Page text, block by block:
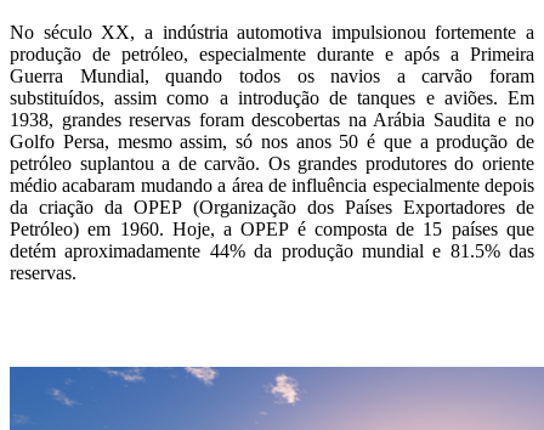
No século XX, a indústria automotiva impulsionou fortemente a
produção de petróleo, especialmente durante e após a Primeira
Guerra Mundial, quando todos os navios a carvão foram
substituídos, assim como a introdução de tanques e aviões. Em
1938, grandes reservas foram descobertas na Arábia Saudita e no
Golfo Persa, mesmo assim, só nos anos 50 é que a produção de
petróleo suplantou a de carvão. Os grandes produtores do oriente
médio acabaram mudando a área de influência especialmente depois
da criação da OPEP (Organização dos Países Exportadores de
Petróleo) em 1960. Hoje, a OPEP é composta de 15 países que
detém aproximadamente 44% da produção mundial e 81.5% das
reservas.